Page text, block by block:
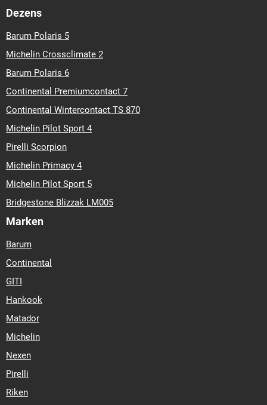
Dezens
Barum Polaris 5
Michelin Crossclimate 2
Barum Polaris 6
Continental Premiumcontact 7
Continental Wintercontact TS 870
Michelin Pilot Sport 4
Pirelli Scorpion
Michelin Primacy 4
Michelin Pilot Sport 5
Bridgestone Blizzak LM005
Marken
Barum
Continental
GITI
Hankook
Matador
Michelin
Nexen
Pirelli
Riken